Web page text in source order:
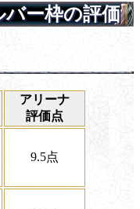
ー枠の評価
アリーナ
評価点
9.5点